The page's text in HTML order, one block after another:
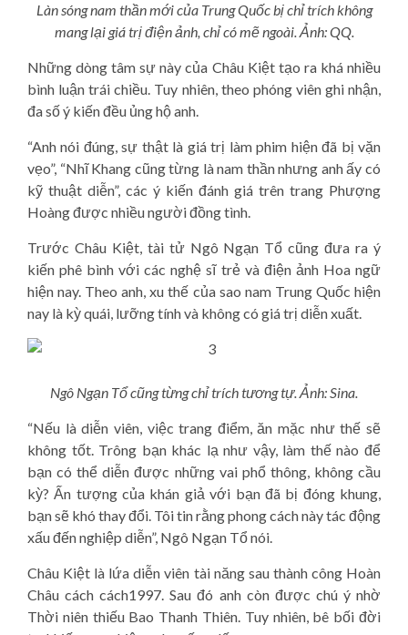
Làn sóng nam thần mới của Trung Quốc bị chỉ trích không
mang lại giá trị điện ảnh, chỉ có mẽ ngoài. Ảnh: QQ.
Những dòng tâm sự này của Châu Kiệt tạo ra khá nhiều
bình luận trái chiều. Tuy nhiên, theo phóng viên ghi nhận,
đa số ý kiến đều ủng hộ anh.
“Anh nói đúng, sự thật là giá trị làm phim hiện đã bị vặn
vẹo”, “Nhĩ Khang cũng từng là nam thần nhưng anh ấy có
kỹ thuật diễn”, các ý kiến đánh giá trên trang Phượng
Hoàng được nhiều người đồng tình.
Trước Châu Kiệt, tài tử Ngô Ngạn Tổ cũng đưa ra ý
kiến phê bình với các nghệ sĩ trẻ và điện ảnh Hoa ngữ
hiện nay. Theo anh, xu thế của sao nam Trung Quốc hiện
nay là kỳ quái, lưỡng tính và không có giá trị diễn xuất.
Ngô Ngạn Tổ cũng từng chỉ trích tương tự. Ảnh: Sina.
“Nếu là diễn viên, việc trang điểm, ăn mặc như thế sẽ
không tốt. Trông bạn khác lạ như vậy, làm thế nào để
bạn có thể diễn được những vai phổ thông, không cầu
kỳ? Ấn tượng của khán giả với bạn đã bị đóng khung,
bạn sẽ khó thay đổi. Tôi tin rằng phong cách này tác động
xấu đến nghiệp diễn”, Ngô Ngạn Tổ nói.
Châu Kiệt là lứa diễn viên tài năng sau thành công Hoàn
Châu cách cách1997. Sau đó anh còn được chú ý nhờ
Thời niên thiếu Bao Thanh Thiên. Tuy nhiên, bê bối đời